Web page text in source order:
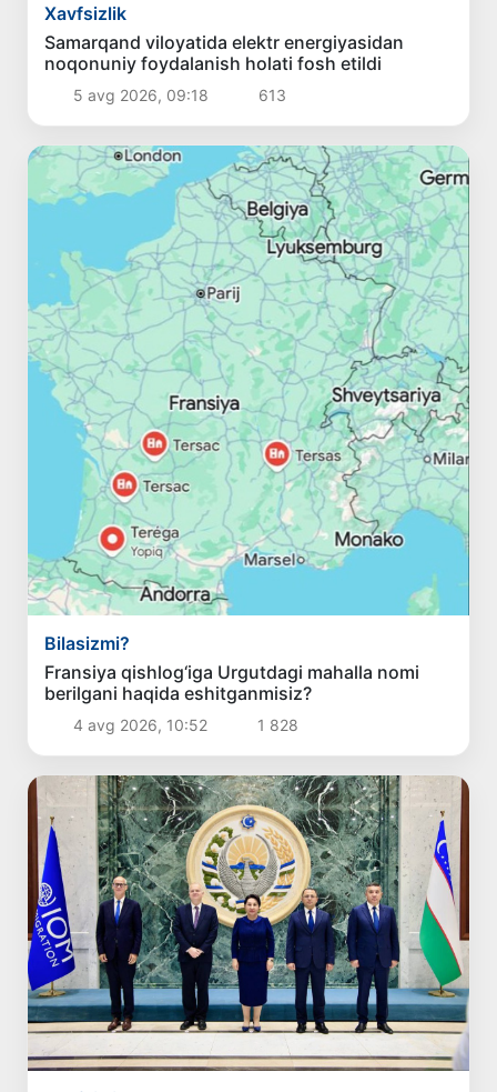
Xavfsizlik
Samarqand viloyatida elektr energiyasidan
noqonuniy foydalanish holati fosh etildi
5 avg 2026, 09:18 613
Bilasizmi?
Fransiya qishlog‘iga Urgutdagi mahalla nomi
berilgani haqida eshitganmisiz?
4 avg 2026, 10:52 1 828